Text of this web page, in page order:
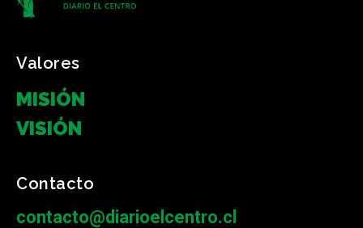
Valores
MISIÓN
VISIÓN
Contacto
contacto@diarioelcentro.cl